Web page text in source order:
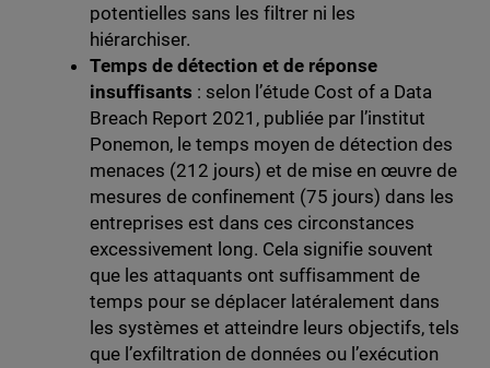
potentielles sans les filtrer ni les
hiérarchiser.
Temps de détection et de réponse
insuffisants : selon l’étude Cost of a Data
Breach Report 2021, publiée par l’institut
Ponemon, le temps moyen de détection des
menaces (212 jours) et de mise en œuvre de
mesures de confinement (75 jours) dans les
entreprises est dans ces circonstances
excessivement long. Cela signifie souvent
que les attaquants ont suffisamment de
temps pour se déplacer latéralement dans
les systèmes et atteindre leurs objectifs, tels
que l’exfiltration de données ou l’exécution